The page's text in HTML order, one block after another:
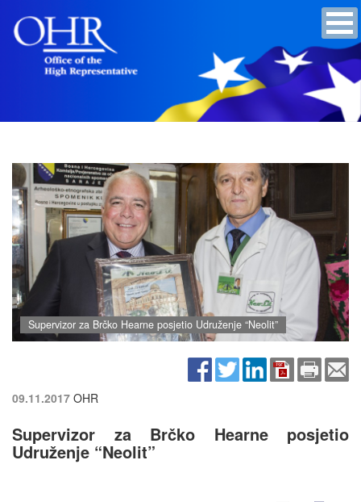
Supervizor za Brčko Hearne posjetio Udruženje “Neolit”
09.11.2017 OHR
Supervizor za Brčko Hearne posjetio
Udruženje “Neolit”